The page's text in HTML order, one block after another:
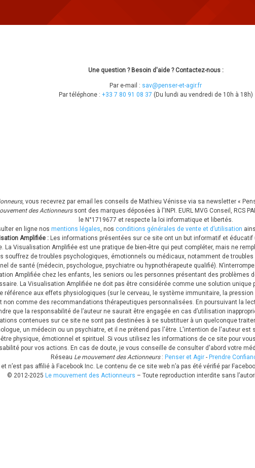
Une question ? Besoin d'aide ? Contactez-nous :
Par e-mail : sav@penser-et-agir.fr
Par téléphone : +33 7 80 91 08 37 ​ (Du lundi au vendredi de 10h à 18h)
, vous recevrez par email les conseils de Mathieu Vénisse via sa newsletter «
des Actionneurs sont des marques déposées à l'INPI. EURL MVG Conseil, RCS
le N°1719677 et respecte la loi informatique et libertés.
en ligne nos mentions légales, nos conditions générales de vente et d’utilisation
Amplifiée : Les informations présentées sur ce site ont un but informatif et
La Visualisation Amplifiée est une pratique de bien-être qui peut compléter, mais ne
souffrez de troubles psychologiques, émotionnels ou médicaux, notamment de
de santé (médecin, psychologue, psychiatre ou hypnothérapeute qualifié).
Amplifiée chez les enfants, les seniors ou les personnes présentant des problèmes
La Visualisation Amplifiée ne doit pas être considérée comme une solution unique
référence aux effets physiologiques (sur le cerveau, le système immunitaire, la
non comme des recommandations thérapeutiques personnalisées. En poursuivant la
que la responsabilité de l’auteur ne saurait être engagée en cas d’utilisation
contenues sur ce site ne sont pas destinées à se substituer à un quelconque
un médecin ou un psychiatre, et il ne prétend pas l'être. L'intention de l'auteur
physique, émotionnel et spirituel. Si vous utilisez les informations de ce site pour
pour vos actions. En cas de doute, je vous conseille de consulter d'abord votre
Réseau Le mouvement des Actionneurs : Penser et Agir - Prendre
n’est pas affilié à Facebook Inc. Le contenu de ce site web n’a pas été vérifié par
© 2012-2025 Le mouvement des Actionneurs – Toute reproduction interdite sans